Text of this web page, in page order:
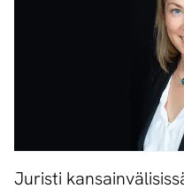
Juristi